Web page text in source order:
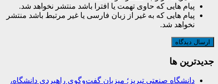
پیام هایی که حاوی تهمت یا افترا باشد منتشر نخواهد شد.
پیام هایی که به غیر از زبان فارسی یا غیر مرتبط باشد منتشر
نخواهد شد.
جديدترين ها
دانشگاه صنعتی تبریز؛ میزبان گفت‌وگوی راهبردی دانشگاه،